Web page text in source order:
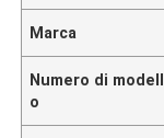
Marca
Numero di modell
o